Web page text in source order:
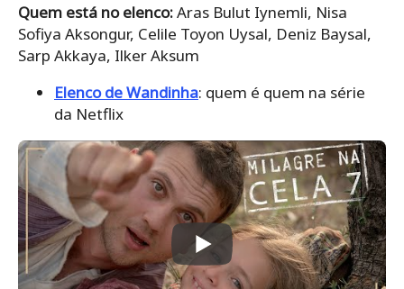
Quem está no elenco:Aras Bulut Iynemli, Nisa
Sofiya Aksongur, Celile Toyon Uysal, Deniz Baysal,
Sarp Akkaya, Ilker Aksum
Elenco de Wandinha: quem é quem na série
da Netflix